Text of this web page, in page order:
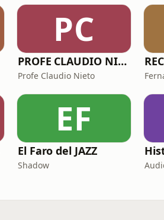
PC
PROFE CLAUDIO NIETO
Profe Claudio Nieto
EF
El Faro del JAZZ
Shadow